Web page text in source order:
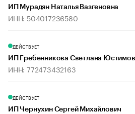
ИП Мурадян Наталья Вазгеновна
ИНН: 504017236580
ДЕЙСТВУЕТ
ИП Гребенникова Светлана
ИНН: 772473432163
ДЕЙСТВУЕТ
ИП Чернухин Сергей Михайлович